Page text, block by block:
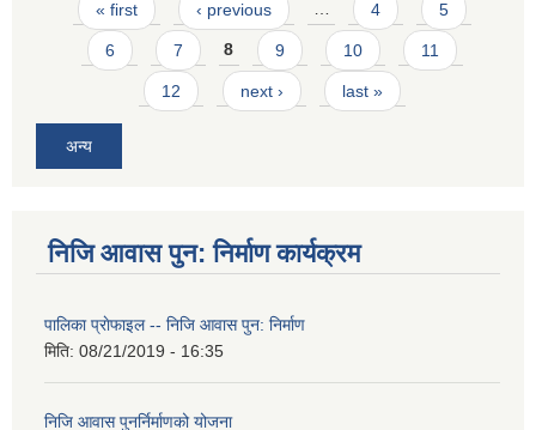
Pages
« first ‹ previous … 4 5
6 7 8 9 10 11
12 next › last »
अन्य
निजि आवास पुन: निर्माण कार्यक्रम
पालिका प्राेफाइल -- निजि आवास पुन: निर्माण
मिति: 08/21/2019 - 16:35
निजि आवास पुनर्निर्माणको योजना